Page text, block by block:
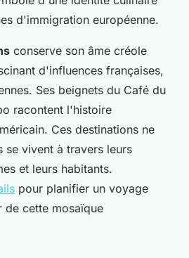
d'immigration européenne.
conserve son âme créole
d'influences françaises,
Ses beignets du Café du
racontent l'histoire
Ces destinations ne
se vivent à travers leurs
et leurs habitants.
pour planifier un voyage
cette mosaïque